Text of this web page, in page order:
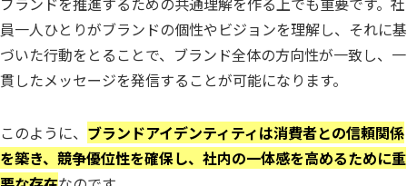
員一人ひとりがブランドの個性やビジョンを理解し、それに基
づいた行動をとることで、ブランド全体の方向性が一致し、一
貫したメッセージを発信することが可能になります。
このように、 ブランドアイデンティティは消費者との信頼関係
を築き、競争優位性を確保し、社内の一体感を高めるために重